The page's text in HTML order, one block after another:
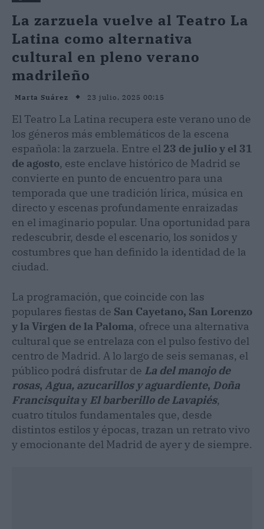
La zarzuela vuelve al Teatro La
Latina como alternativa
cultural en pleno verano
madrileño
Marta Suárez 23 julio, 2025 00:15
El Teatro La Latina recupera este verano uno de
los géneros más emblemáticos de la escena
española: la zarzuela. Entre el 23 de julio y el 31
de agosto, este enclave histórico de Madrid se
convierte en punto de encuentro para una
temporada que une tradición lírica, música en
directo y escenas profundamente enraizadas
en el imaginario popular. Una oportunidad para
redescubrir, desde el escenario, los sonidos y
costumbres que han definido la identidad de la
ciudad.
La programación, que coincide con las
populares fiestas de San Cayetano, San Lorenzo
y la Virgen de la Paloma, ofrece una alternativa
cultural que se entrelaza con el pulso festivo del
centro de Madrid. A lo largo de seis semanas, el
público podrá disfrutar de La del manojo de
rosas, Agua, azucarillos y aguardiente, Doña
Francisquitay El barberillo de Lavapiés,
cuatro títulos fundamentales que, desde
distintos estilos y épocas, trazan un retrato vivo
y emocionante del Madrid de ayer y de siempre.